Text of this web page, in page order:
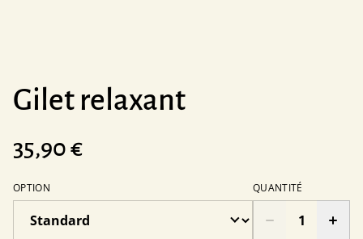
Gilet relaxant
35,90 €
OPTION QUANTITÉ